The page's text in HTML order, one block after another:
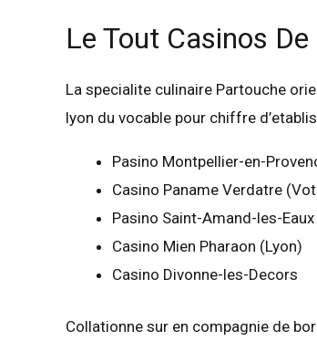
Le Tout Casinos
La specialite culinaire Partouche
lyon du vocable pour chiffre
Pasino Montpellier-en-
Casino Paname Verdatre
Pasino Saint-Amand-les-Eaux
Casino Mien Pharaon (Lyon)
Casino Divonne-les-Decors
Collationne sur en compagnie de